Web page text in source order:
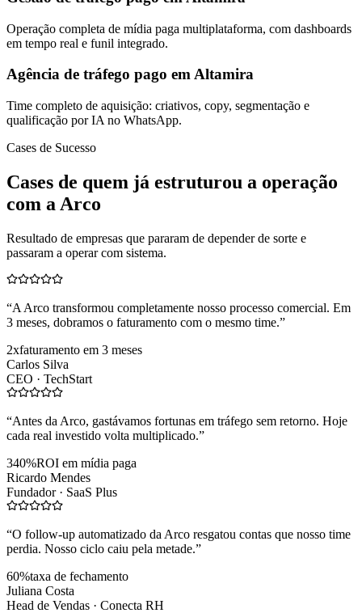
Operação completa de mídia paga multiplataforma, com dashboards
em tempo real e funil integrado.
Agência de tráfego pago em Altamira
Time completo de aquisição: criativos, copy, segmentação e
qualificação por IA no WhatsApp.
Cases de Sucesso
Cases de quem já estruturou a operação
com a Arco
Resultado de empresas que pararam de depender de sorte e
passaram a operar com sistema.
“A Arco transformou completamente nosso processo comercial. Em
3 meses, dobramos o faturamento com o mesmo time.”
2xfaturamento em 3 meses
Carlos Silva
CEO · TechStart
“Antes da Arco, gastávamos fortunas em tráfego sem retorno. Hoje
cada real investido volta multiplicado.”
340%ROI em mídia paga
Ricardo Mendes
Fundador · SaaS Plus
“O follow-up automatizado da Arco resgatou contas que nosso time
perdia. Nosso ciclo caiu pela metade.”
60%taxa de fechamento
Juliana Costa
Head de Vendas · Conecta RH